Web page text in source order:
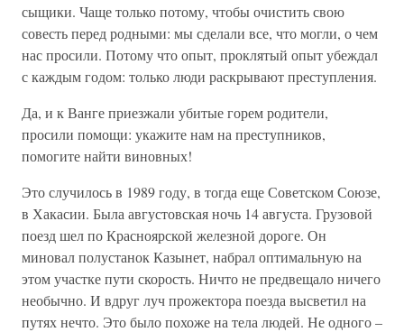
сыщики. Чаще только потому, чтобы очистить свою
совесть перед родными: мы сделали все, что могли, о чем
нас просили. Потому что опыт, проклятый опыт убеждал
с каждым годом: только люди раскрывают преступления.
Да, и к Ванге приезжали убитые горем родители,
просили помощи: укажите нам на преступников,
помогите найти виновных!
Это случилось в 1989 году, в тогда еще Советском Союзе,
в Хакасии. Была августовская ночь 14 августа. Грузовой
поезд шел по Красноярской железной дороге. Он
миновал полустанок Казынет, набрал оптимальную на
этом участке пути скорость. Ничто не предвещало ничего
необычно. И вдруг луч прожектора поезда высветил на
путях нечто. Это было похоже на тела людей. Не одного –